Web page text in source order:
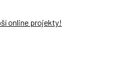
online projekty!